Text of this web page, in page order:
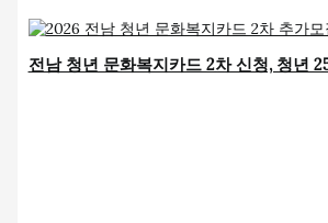
전남 청년 문화복지카드 2차 신청, 청년